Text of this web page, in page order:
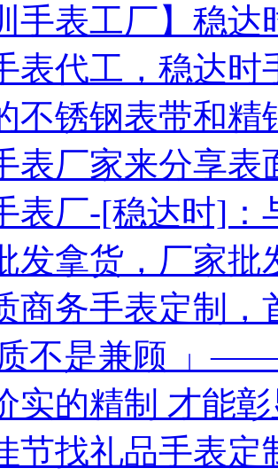
手表工厂】稳
表代工，稳达时
不锈钢表带和精
表厂家来分享表
表厂-[稳达时]：
发拿货，厂家批
商务手表定制，
质不是兼顾 」
实的精制 才能
节找礼品手表定